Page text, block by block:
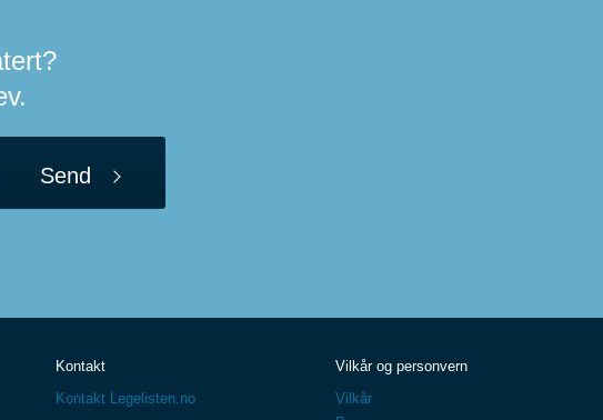
Send
Kontakt
Kontakt Legelisten.no
Vilkår og personvern
Vilkår